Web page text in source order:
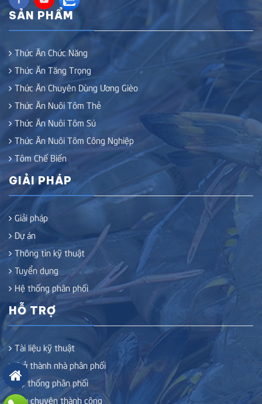
SẢN PHẨM
Thức Ăn Chức Năng
Thức Ăn Tăng Trọng
Thức Ăn Chuyên Dùng Ương Gièo
Thức Ăn Nuôi Tôm Thẻ
Thức Ăn Nuôi Tôm Sú
Thức Ăn Nuôi Tôm Công Nghiệp
Tôm Chế Biến
GIẢI PHÁP
Giải pháp
Dự án
Thông tin kỹ thuật
Tuyển dụng
Hệ thống phân phối
HỖ TRỢ
Tài liệu kỹ thuật
Trở thành nhà phân phối
Hệ thống phân phối
Câu chuyện thành công